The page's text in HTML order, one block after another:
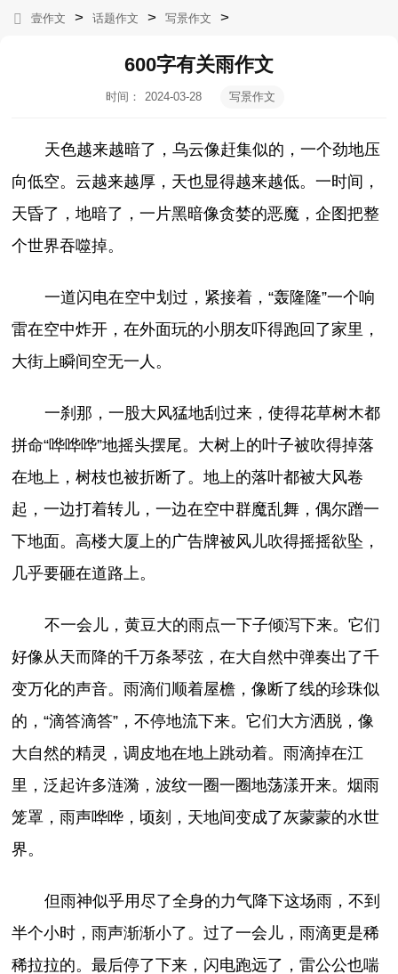
壹作文 > 话题作文 > 写景作文 >
600字有关雨作文
时间：
2024-03-28
写景作文
天色越来越暗了，乌云像赶集似的，一个劲地压
向低空。云越来越厚，天也显得越来越低。一时间，
天昏了，地暗了，一片黑暗像贪婪的恶魔，企图把整
个世界吞噬掉。
一道闪电在空中划过，紧接着，“轰隆隆”一个响
雷在空中炸开，在外面玩的小朋友吓得跑回了家里，
大街上瞬间空无一人。
一刹那，一股大风猛地刮过来，使得花草树木都
拼命“哗哗哗”地摇头摆尾。大树上的叶子被吹得掉落
在地上，树枝也被折断了。地上的落叶都被大风卷
起，一边打着转儿，一边在空中群魔乱舞，偶尔蹭一
下地面。高楼大厦上的广告牌被风儿吹得摇摇欲坠，
几乎要砸在道路上。
不一会儿，黄豆大的雨点一下子倾泻下来。它们
好像从天而降的千万条琴弦，在大自然中弹奏出了千
变万化的声音。雨滴们顺着屋檐，像断了线的珍珠似
的，“滴答滴答”，不停地流下来。它们大方洒脱，像
大自然的精灵，调皮地在地上跳动着。雨滴掉在江
里，泛起许多涟漪，波纹一圈一圈地荡漾开来。烟雨
笼罩，雨声哗哗，顷刻，天地间变成了灰蒙蒙的水世
界。
但雨神似乎用尽了全身的力气降下这场雨，不到
半个小时，雨声渐渐小了。过了一会儿，雨滴更是稀
稀拉拉的。最后停了下来，闪电跑远了，雷公公也喘